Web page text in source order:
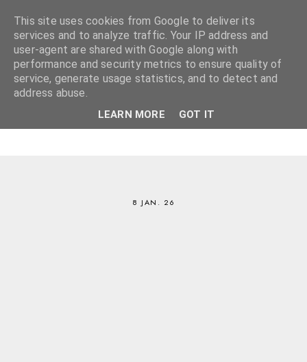
8 JAN. 26
This site uses cookies from Google to deliver its
services and to analyze traffic. Your IP address and
user-agent are shared with Google along with
performance and security metrics to ensure quality of
service, generate usage statistics, and to detect and
address abuse.
LEARN MORE GOT IT